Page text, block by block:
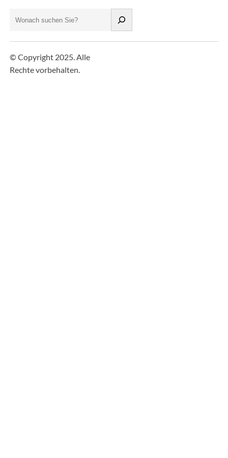
c
h
e
© Copyright 2025. Alle
Rechte vorbehalten.